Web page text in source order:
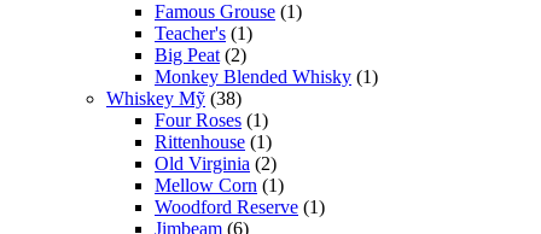
Famous Grouse (1)
Teacher's (1)
Big Peat (2)
Monkey Blended Whisky (1)
Whiskey Mỹ (38)
Four Roses (1)
Rittenhouse (1)
Old Virginia (2)
Mellow Corn (1)
Woodford Reserve (1)
Jimbeam (6)